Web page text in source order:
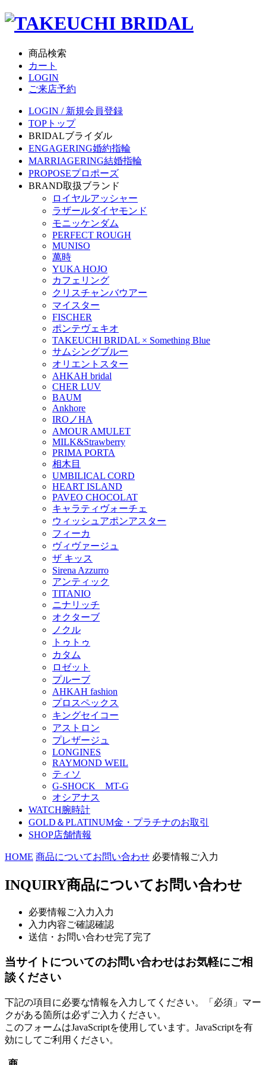
商品検索
カート
LOGIN
ご来店予約
LOGIN / 新規会員登録
TOP トップ
BRIDALブライダル
ENGAGERING婚約指輪
MARRIAGERING結婚指輪
PROPOSEプロポーズ
BRAND取扱ブランド
ロイヤルアッシャー
ラザールダイヤモンド
モニッケンダム
PERFECT ROUGH
MUNISO
萬時
YUKA HOJO
カフェリング
クリスチャンバウアー
マイスター
FISCHER
ポンテヴェキオ
TAKEUCHI BRIDAL × Something Blue
サムシングブルー
オリエントスター
AHKAH bridal
CHER LUV
BAUM
Ankhore
IROノHA
AMOUR AMULET
MILK&Strawberry
PRIMA PORTA
相木目
UMBILICAL CORD
HEART ISLAND
PAVEO CHOCOLAT
キャラティヴォーチェ
ウィッシュアポンアスター
フィーカ
ヴィヴァージュ
ザ キッス
Sirena Azzurro
アンティック
TITANIO
ニナリッチ
オクターブ
ノクル
トゥトゥ
カタム
ロゼット
プルーブ
AHKAH fashion
プロスペックス
キングセイコー
アストロン
プレザージュ
LONGINES
RAYMOND WEIL
ティソ
G-SHOCK MT-G
オシアナス
WATCH腕時計
GOLD＆PLATINUM金・プラチナのお取引
SHOP店舗情報
HOME 商品についてお問い合わせ 必要情報ご入力
INQUIRY商品についてお問い合わせ
必要情報ご入力 入力
入力内容ご確認確認
送信・お問い合わせ完了完了
当サイトについてのお問い合わせはお気軽にご相
談ください
下記の項目に必要な情報を入力してください。「必須」マー
クがある箇所は必ずご入力ください。
このフォームはJavaScriptを使用しています。JavaScriptを有
効にしてご利用ください。